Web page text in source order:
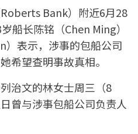
Bank）附近6月28
船长陈铭（Chen Ming）
）表示，涉事的包船公司
希望查明事故真相。
治文的林女士周三（8
曾与涉事包船公司负责人